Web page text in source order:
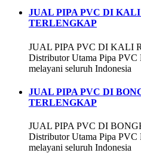
JUAL PIPA PVC DI KALI
TERLENGKAP
JUAL PIPA PVC DI KALI
Distributor Utama Pipa PVC
melayani seluruh Indonesia
JUAL PIPA PVC DI
TERLENGKAP
JUAL PIPA PVC DI
Distributor Utama Pipa PVC
melayani seluruh Indonesia